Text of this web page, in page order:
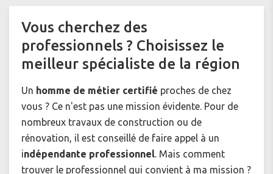
Vous cherchez des
professionnels ? Choisissez le
meilleur spécialiste de la région
Un homme de métier certifié proches de chez
vous ? Ce n'est pas une mission évidente. Pour de
nombreux travaux de construction ou de
rénovation, il est conseillé de faire appel à un
indépendante professionnel. Mais comment
trouver le professionnel qui convient à ma mission ?